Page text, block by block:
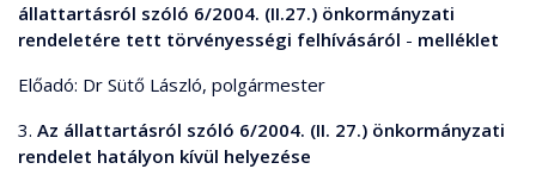
állattartásról szóló 6/2004. (II.27.) önkormányzati
rendeletére tett törvényességi felhívásáról - melléklet
Előadó: Dr Sütő László, polgármester
3. Az állattartásról szóló 6/2004. (II. 27.) önkormányzati
rendelet hatályon kívül helyezése